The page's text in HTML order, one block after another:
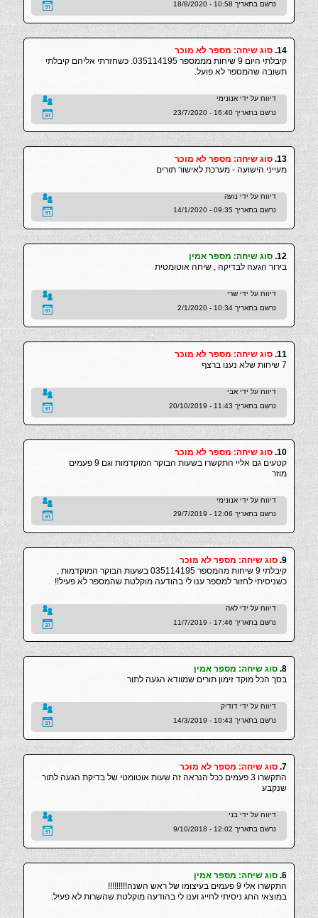
נרשם בתאריך 10:58 - 18/8/2020
14. סוג שיחה: מספר לא מוכר
קיבלתי היום 9 שיחות מממספר 035114195. כשחזרתי אליהם קיבלתי
תשובה שהמספר לא פועל.
דיווח על ידי אנונימי
נרשם בתאריך 16:40 - 23/7/2020
13. סוג שיחה: מספר לא מוכר
מעייני הישועה - מערכת לאישור תורים
דיווח על ידי נועה
נרשם בתאריך 09:35 - 14/1/2020
12. סוג שיחה: מספר אמין
בירור הגעה לבדיקה , שיחה אוטומטית
דיווח על ידי שרי
נרשם בתאריך 10:34 - 2/1/2020
11. סוג שיחה: מספר לא מוכר
7 שיחות שלא נענו ברצף
דיווח על ידי אבי
נרשם בתאריך 11:43 - 20/10/2019
10. סוג שיחה: מספר לא מוכר
קטעים גם אליי התקשרו בשעות הבוקר המוקדמות וגם 9 פעמים
מוזר
דיווח על ידי אנונימי
נרשם בתאריך 12:06 - 29/7/2019
9. סוג שיחה: מספר לא מוכר
קיבלתי 9 שיחות מהמספר 035114195 בשעות הבוקר המוקדמות ,
כשניסיתי לחזור למספר ענו לי בהודעה מוקלטת שהמספר לא פעיל!!
דיווח על ידי לאה
נרשם בתאריך 17:46 - 11/7/2019
8. סוג שיחה: מספר אמין
בסך הכל מוקד זימון תורים שמוודא הגעה לתור
דיווח על ידי דודיק
נרשם בתאריך 10:43 - 14/3/2019
7. סוג שיחה: מספר לא מוכר
התקשרו 3 פעמים ככל הנראה זה שעות אוטומטי של בדיקת הגעה לתור
שנקבע
דיווח על ידי בני
נרשם בתאריך 12:02 - 9/10/2018
6. סוג שיחה: מספר אמין
התקשרו אלי 9 פעמים בעיצומו של ראש השנה!!!!!!!!!
במוצאי החג ניסיתי לחייג וענו לי בהודעה מוקלטת שהשרות לא פעיל.